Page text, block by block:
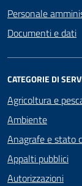
Personale
Documenti e dati
CATEGORIE DI
Agricoltura e
Ambiente
Anagrafe e stato
Appalti pubblici
Autorizzazioni